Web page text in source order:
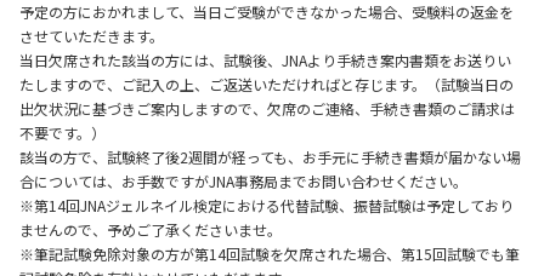
予定の方におかれまして、当日ご受験ができなかった場合、受験料の返金を
させていただきます。
当日欠席された該当の方には、試験後、JNAより手続き案内書類をお送りい
たしますので、ご記入の上、ご返送いただければと存じます。（試験当日の
出欠状況に基づきご案内しますので、欠席のご連絡、手続き書類のご請求は
不要です。）
該当の方で、試験終了後2週間が経っても、お手元に手続き書類が届かない場
合については、お手数ですがJNA事務局までお問い合わせください。
※第14回JNAジェルネイル検定における代替試験、振替試験は予定しており
ませんので、予めご了承くださいませ。
※筆記試験免除対象の方が第14回試験を欠席された場合、第15回試験でも筆